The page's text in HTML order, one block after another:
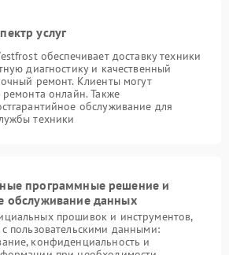
услуг
обеспечивает доставку техники
диагностику и качественный
ремонт. Клиенты могут
ремонта онлайн. Также
обслуживание для
техники
программные решение и
обслуживание данных
прошивок и инструментов,
пользовательскими данными:
конфиденциальность и